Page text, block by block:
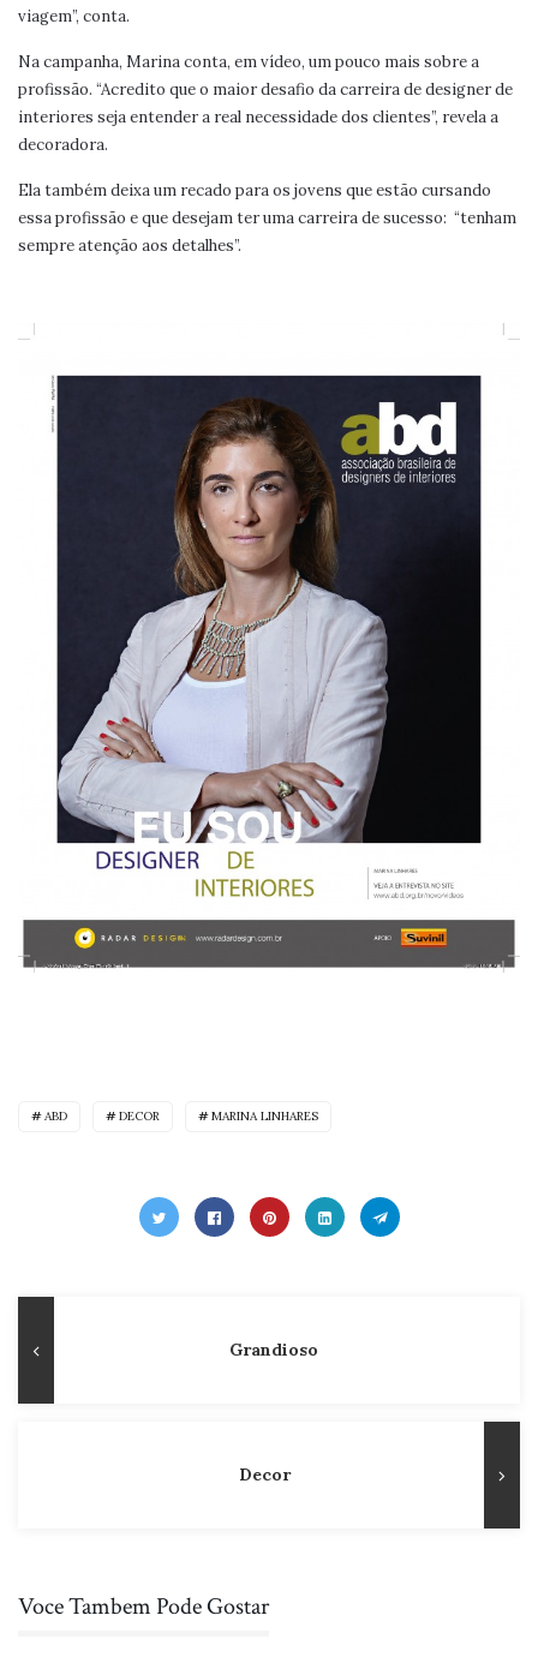
viagem”, conta.
Na campanha, Marina conta, em vídeo, um pouco mais sobre a
profissão. “Acredito que o maior desafio da carreira de designer de
interiores seja entender a real necessidade dos clientes”, revela a
decoradora.
Ela também deixa um recado para os jovens que estão cursando
essa profissão e que desejam ter uma carreira de sucesso: “tenham
sempre atenção aos detalhes”.
ABD DECOR MARINA LINHARES
de
Post
Publicação
Grandioso
Decor
Voce Tambem Pode Gostar